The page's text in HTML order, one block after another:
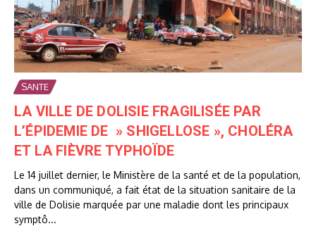
SANTE
LA VILLE DE DOLISIE FRAGILISÉE PAR
L’ÉPIDEMIE DE » SHIGELLOSE », CHOLÉRA
ET LA FIÈVRE TYPHOÏDE
Le 14 juillet dernier, le Ministère de la santé et de la population,
dans un communiqué, a fait état de la situation sanitaire de la
ville de Dolisie marquée par une maladie dont les principaux
symptô...